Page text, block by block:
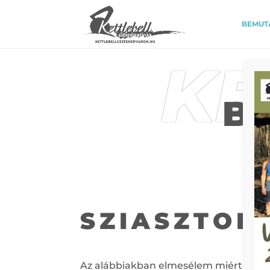
https://www.kettlebellveszprem.hu/
SZIASZTOK!
Az alábbiakban elmesélem miért